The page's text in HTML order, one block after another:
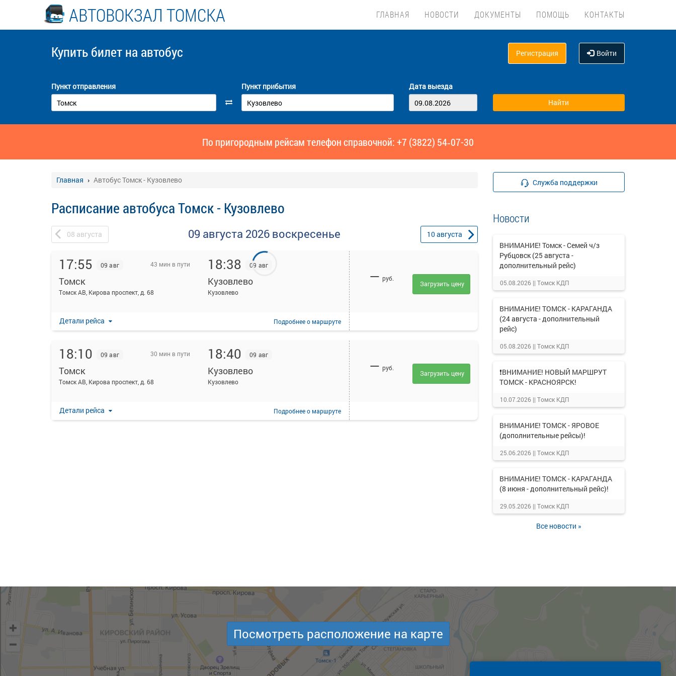
АВТОВОКЗАЛ ТОМСКА ГЛАВНАЯ НОВОСТИ ДОКУМЕНТЫ ПОМОЩЬ КОНТАКТЫ
Купить билет на автобус Регистрация Войти
Пункт отправления Пункт прибытия Дата выезда
По пригородным рейсам телефон справочной: +7 (3822) 54‑07-30
Главная Автобус Томск - Кузовлево
Расписание автобуса Томск - Кузовлево
08 августа 09 августа 2026 воскресенье 10августа
17:55 09 авг 43 мин в пути
Томск
Томск АВ, Кирова проспект, д. 68
18:38 09 авг
Кузовлево
Кузовлево
Детали рейса Подробнеео маршруте
— руб.
Загрузить цену
18:10 09 авг 30 мин в пути
Томск
Томск АВ, Кирова проспект, д. 68
18:40 09 авг
Кузовлево
Кузовлево
Детали рейса Подробнеео маршруте
— руб.
Загрузить цену
Служба поддержки
Новости
ВНИМАНИЕ! Томск - Семей ч/з
Рубцовск (25 августа -
дополнительный рейс)
05.08.2026 || Томск КДП
ВНИМАНИЕ! ТОМСК - КАРАГАНДА
(24 августа - дополнительный
рейс)
05.08.2026 || Томск КДП
❗ВНИМАНИЕ! НОВЫЙ МАРШРУТ
ТОМСК - КРАСНОЯРСК!
10.07.2026 || Томск КДП
ВНИМАНИЕ! ТОМСК - ЯРОВОЕ
(дополнительные рейсы)!
25.06.2026 || Томск КДП
ВНИМАНИЕ! ТОМСК - КАРАГАНДА
(8 июня - дополнительный рейс)!
29.05.2026 || Томск КДП
Все новости »
Посмотреть расположение на карте